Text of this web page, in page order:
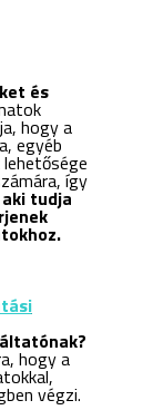
és
hogy a
egyéb
így
tudja
hogy a
végzi.